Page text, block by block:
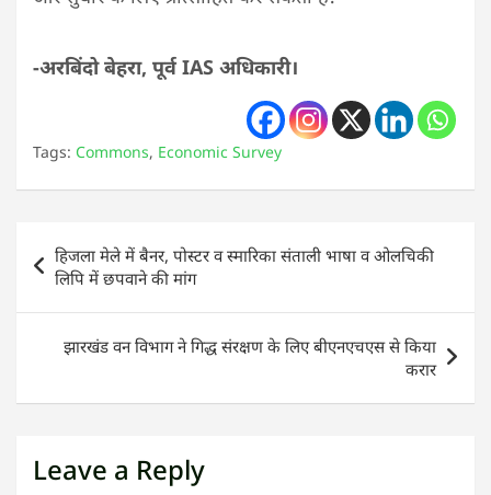
-अरबिंदो बेहरा, पूर्व IAS अधिकारी।
Tags: Commons, Economic Survey
Post
navigation
हिजला मेले में बैनर, पोस्टर व स्मारिका संताली भाषा व ओलचिकी
लिपि में छपवाने की मांग
झारखंड वन विभाग ने गिद्ध संरक्षण के लिए बीएनएचएस से किया
करार
Leave a Reply